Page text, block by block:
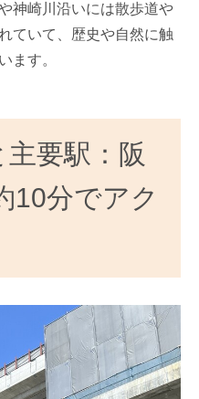
神崎川沿いには散歩道や
ていて、歴史や自然に触
ます。
要駅：阪
10分でアク